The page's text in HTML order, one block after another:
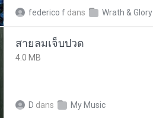
federico f dans Wrath & Glory
สายลมเจ็บปวด
4.0 MB
D dans My Music